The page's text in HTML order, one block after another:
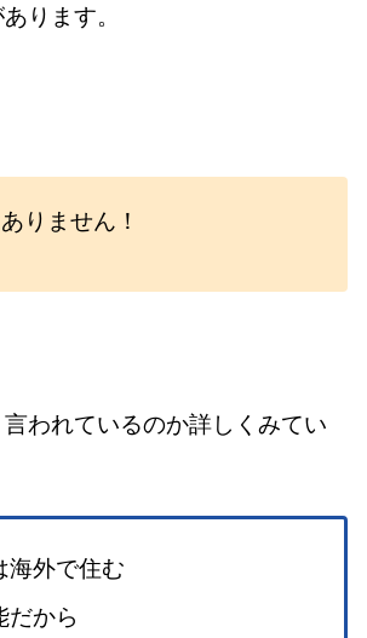
ります。
りません！
われているのか詳しくみてい
海外で住む
だから